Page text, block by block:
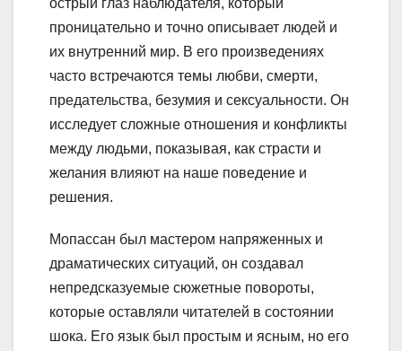
проницательно и точно описывает людей и
их внутренний мир. В его произведениях
часто встречаются темы любви, смерти,
предательства, безумия и сексуальности. Он
исследует сложные отношения и конфликты
между людьми, показывая, как страсти и
желания влияют на наше поведение и
решения.
Мопассан был мастером напряженных и
драматических ситуаций, он создавал
непредсказуемые сюжетные повороты,
которые оставляли читателей в состоянии
шока. Его язык был простым и ясным, но его